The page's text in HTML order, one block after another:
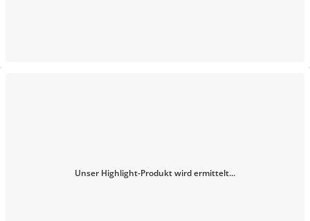
Unser Highlight-Produkt wird ermittelt...